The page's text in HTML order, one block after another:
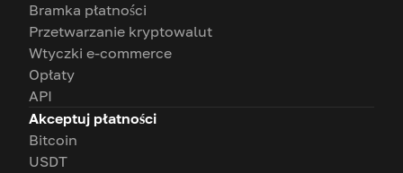
Bramka płatności
Przetwarzanie kryptowalut
Wtyczki e-commerce
Opłaty
API
Akceptuj płatności
Bitcoin
USDT